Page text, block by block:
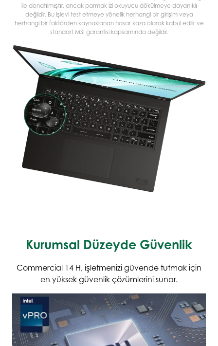
ile donatılmıştır, ancak parmak izi okuyucu dökülmeye dayanıklı
değildir. Bu işlevi test etmeye yönelik herhangi bir girişim veya
herhangi bir faktörden kaynaklanan hasar kaza olarak kabul edilir ve
standart MSI garantisi kapsamında değildir.
Kurumsal Düzeyde Güvenlik
Commercial 14 H, işletmenizi güvende tutmak için
en yüksek güvenlik çözümlerini sunar.